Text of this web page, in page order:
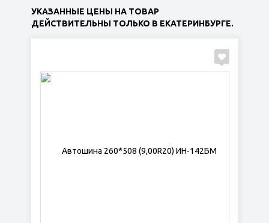
УКАЗАННЫЕ ЦЕНЫ НА ТОВАР
ДЕЙСТВИТЕЛЬНЫ ТОЛЬКО В ЕКАТЕРИНБУРГЕ.